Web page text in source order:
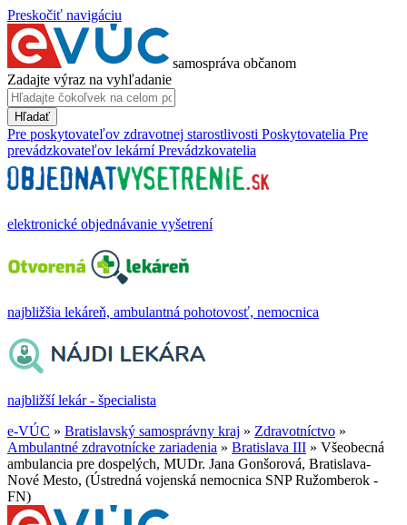
Preskočiť navigáciu
samospráva občanom
Zadajte výraz na vyhľadanie
Hľadať
Pre poskytovateľov zdravotnej starostlivosti Poskytovatelia Pre
prevádzkovateľov lekární Prevádzkovatelia
elektronické objednávanie vyšetrení
najbližšia lekáreň, ambulantná pohotovosť, nemocnica
najbližší lekár - špecialista
e-VÚC » Bratislavský samosprávny kraj » Zdravotníctvo »
Ambulantné zdravotnícke zariadenia » Bratislava III » Všeobecná
ambulancia pre dospelých, MUDr. Jana Gonšorová, Bratislava-
Nové Mesto, (Ústredná vojenská nemocnica SNP Ružomberok -
FN)